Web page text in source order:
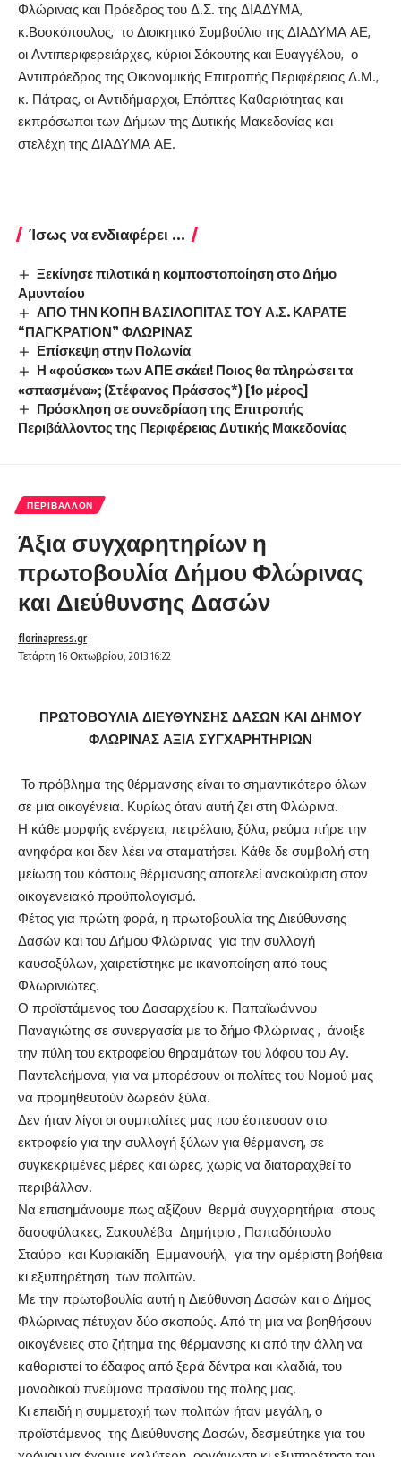
Φλώρινας και Πρόεδρος του Δ.Σ. της ΔΙΑΔΥΜΑ,
κ.Βοσκόπουλος, το Διοικητικό Συμβούλιο της ΔΙΑΔΥΜΑ ΑΕ,
οι Αντιπεριφερειάρχες, κύριοι Σόκουτης και Ευαγγέλου, ο
Αντιπρόεδρος της Οικονομικής Επιτροπής Περιφέρειας Δ.Μ.,
κ. Πάτρας, οι Αντιδήμαρχοι, Επόπτες Καθαριότητας και
εκπρόσωποι των Δήμων της Δυτικής Μακεδονίας και
στελέχη της ΔΙΑΔΥΜΑ ΑΕ.
Ίσως να ενδιαφέρει ...
Ξεκίνησε πιλοτικά η κομποστοποίηση στο Δήμο
Αμυνταίου
ΑΠΟ ΤΗΝ ΚΟΠΗ ΒΑΣΙΛΟΠΙΤΑΣ ΤΟΥ Α.Σ. ΚΑΡΑΤΕ
“ΠΑΓΚΡΑΤΙΟΝ” ΦΛΩΡΙΝΑΣ
Επίσκεψη στην Πολωνία
Η «φούσκα» των ΑΠΕ σκάει! Ποιος θα πληρώσει τα
«σπασμένα»; (Στέφανος Πράσσος*) [1ο μέρος]
Πρόσκληση σε συνεδρίαση της Επιτροπής
Περιβάλλοντος της Περιφέρειας Δυτικής Μακεδονίας
ΠΕΡΙΒΆΛΛΟΝ
Άξια συγχαρητηρίων η
πρωτοβουλία Δήμου Φλώρινας
και Διεύθυνσης Δασών
Τετάρτη 16 Οκτωβρίου, 2013 16:22
florinapress.gr
ΠΡΩΤΟΒΟΥΛΙΑ ΔΙΕΥΘΥΝΣΗΣ ΔΑΣΩΝ ΚΑΙ ΔΗΜΟΥ
ΦΛΩΡΙΝΑΣ ΑΞΙΑ ΣΥΓΧΑΡΗΤΗΡΙΩΝ
Το πρόβλημα της θέρμανσης είναι το σημαντικότερο όλων
σε μια οικογένεια. Κυρίως όταν αυτή ζει στη Φλώρινα.
Η κάθε μορφής ενέργεια, πετρέλαιο, ξύλα, ρεύμα πήρε την
ανηφόρα και δεν λέει να σταματήσει. Κάθε δε συμβολή στη
μείωση του κόστους θέρμανσης αποτελεί ανακούφιση στον
οικογενειακό προϋπολογισμό.
Φέτος για πρώτη φορά, η πρωτοβουλία της Διεύθυνσης
Δασών και του Δήμου Φλώρινας για την συλλογή
καυσοξύλων, χαιρετίστηκε με ικανοποίηση από τους
Φλωρινιώτες.
Ο προϊστάμενος του Δασαρχείου κ. Παπαϊωάννου
Παναγιώτης σε συνεργασία με το δήμο Φλώρινας , άνοιξε
την πύλη του εκτροφείου θηραμάτων του λόφου του Αγ.
Παντελεήμονα, για να μπορέσουν οι πολίτες του Νομού μας
να προμηθευτούν δωρεάν ξύλα.
Δεν ήταν λίγοι οι συμπολίτες μας που έσπευσαν στο
εκτροφείο για την συλλογή ξύλων για θέρμανση, σε
συγκεκριμένες μέρες και ώρες, χωρίς να διαταραχθεί το
περιβάλλον.
Να επισημάνουμε πως αξίζουν θερμά συγχαρητήρια στους
δασοφύλακες, Σακουλέβα Δημήτριο , Παπαδόπουλο
Σταύρο και Κυριακίδη Εμμανουήλ, για την αμέριστη βοήθεια
κι εξυπηρέτηση των πολιτών.
Με την πρωτοβουλία αυτή η Διεύθυνση Δασών και ο Δήμος
Φλώρινας πέτυχαν δύο σκοπούς. Από τη μια να βοηθήσουν
οικογένειες στο ζήτημα της θέρμανσης κι από την άλλη να
καθαριστεί το έδαφος από ξερά δέντρα και κλαδιά, του
μοναδικού πνεύμονα πρασίνου της πόλης μας.
Κι επειδή η συμμετοχή των πολιτών ήταν μεγάλη, ο
προϊστάμενος της Διεύθυνσης Δασών, δεσμεύτηκε για του